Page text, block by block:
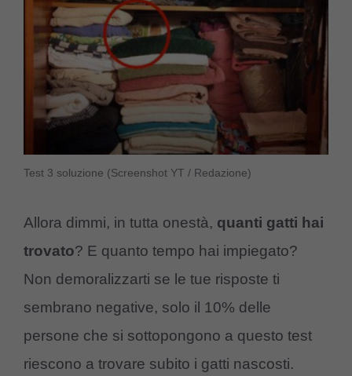
Test 3 soluzione (Screenshot YT / Redazione)
Allora dimmi, in tutta onestà, quanti gatti hai
trovato? E quanto tempo hai impiegato?
Non demoralizzarti se le tue risposte ti
sembrano negative, solo il 10% delle
persone che si sottopongono a questo test
riescono a trovare subito i gatti nascosti.